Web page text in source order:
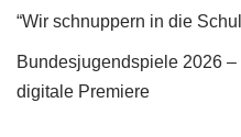
“Wir schnuppern in die
Bundesjugendspiele 2026
digitale Premiere